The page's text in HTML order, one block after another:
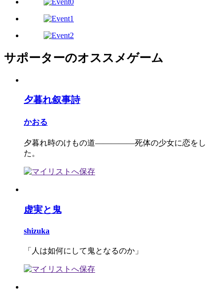
サポーターのオススメゲーム
夕暮れ叙事詩
かおる
夕暮れ時のけもの道―――――死体の少女に恋をし
た。
虚実と鬼
shizuka
「人は如何にして鬼となるのか」